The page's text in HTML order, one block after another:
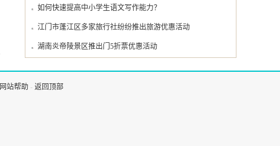
如何快速提高中小学生语文写作能力？
江门市蓬江区多家旅行社纷纷推出旅游优惠活动
湖南炎帝陵景区推出门5折票优惠活动
网站帮助 - 返回顶部